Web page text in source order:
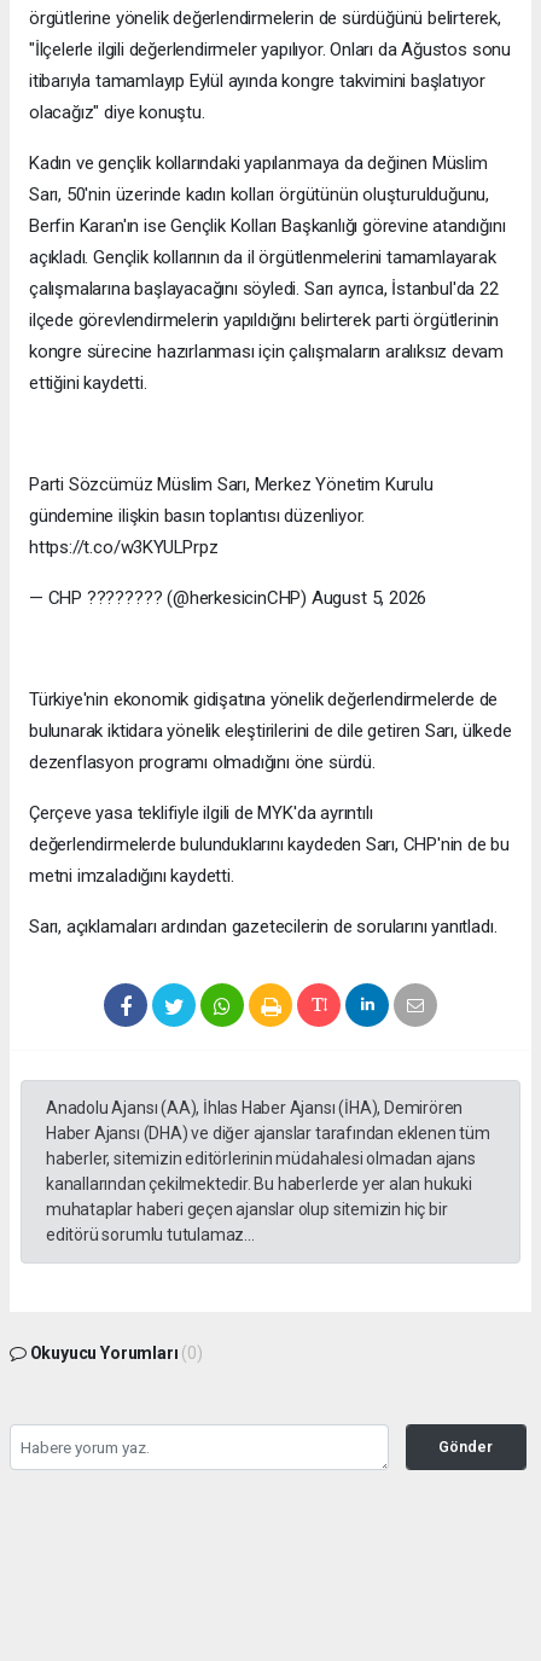
örgütlerine yönelik değerlendirmelerin de sürdüğünü belirterek,
"İlçelerle ilgili değerlendirmeler yapılıyor. Onları da Ağustos sonu
itibarıyla tamamlayıp Eylül ayında kongre takvimini başlatıyor
olacağız" diye konuştu.
Kadın ve gençlik kollarındaki yapılanmaya da değinen Müslim
Sarı, 50'nin üzerinde kadın kolları örgütünün oluşturulduğunu,
Berfin Karan'ın ise Gençlik Kolları Başkanlığı görevine atandığını
açıkladı. Gençlik kollarının da il örgütlenmelerini tamamlayarak
çalışmalarına başlayacağını söyledi. Sarı ayrıca, İstanbul'da 22
ilçede görevlendirmelerin yapıldığını belirterek parti örgütlerinin
kongre sürecine hazırlanması için çalışmaların aralıksız devam
ettiğini kaydetti.
Parti Sözcümüz Müslim Sarı, Merkez Yönetim Kurulu
gündemine ilişkin basın toplantısı düzenliyor.
https://t.co/w3KYULPrpz
— CHP ???????? (@herkesicinCHP) August 5, 2026
Türkiye'nin ekonomik gidişatına yönelik değerlendirmelerde de
bulunarak iktidara yönelik eleştirilerini de dile getiren Sarı, ülkede
dezenflasyon programı olmadığını öne sürdü.
Çerçeve yasa teklifiyle ilgili de MYK'da ayrıntılı
değerlendirmelerde bulunduklarını kaydeden Sarı, CHP'nin de bu
metni imzaladığını kaydetti.
Sarı, açıklamaları ardından gazetecilerin de sorularını yanıtladı.
Anadolu Ajansı (AA), İhlas Haber Ajansı (İHA), Demirören
Haber Ajansı (DHA) ve diğer ajanslar tarafından eklenen tüm
haberler, sitemizin editörlerinin müdahalesi olmadan ajans
kanallarından çekilmektedir. Bu haberlerde yer alan hukuki
muhataplar haberi geçen ajanslar olup sitemizin hiç bir
editörü sorumlu tutulamaz...
Okuyucu Yorumları (0)
Gönder